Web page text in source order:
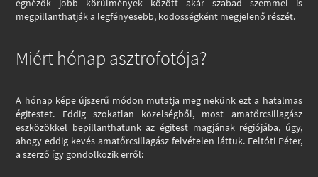
égnézők jobb körülmények között akár szabad szemmel is
megpillanthatják a legfényesebb, ködösségként megjelenő részét.
Miért hónap asztrofotója?
A hónap képe újszerű módon mutatja meg nekünk ezt a hatalmas
égitestet. Eddig szokatlan közelségből, most amatőrcsillagász
eszközökkel bepillanthatunk az égitest magjának régiójába, úgy,
ahogy eddig kevés amatőrcsillagász felvételen láttuk. Feltóti Péter,
a szerző így gondolkozik erről: